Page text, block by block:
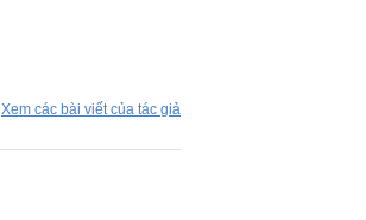
Xem các bài viết của tác giả